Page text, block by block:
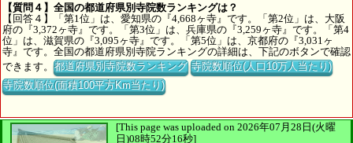
【質問４】全国の都道府県別寺院数ランキングは？
【回答４】「第1位」は、愛知県の『4,668ヶ寺』です。「第2位」は、大阪
府の『3,372ヶ寺』です。「第3位」は、兵庫県の『3,259ヶ寺』です。「第4
位」は、滋賀県の『3,095ヶ寺』です。「第5位」は、京都府の『3,031ヶ
寺』です。全国の都道府県別寺院ランキングの詳細は、下記のボタンで確認
できます。都道府県別寺院数ランキング 寺院数順位(人口10万人当たり)
寺院数順位(面積100平方Km当たり)
[This page was uploaded on 2026年07月28日(火曜
日)08時52分16秒]